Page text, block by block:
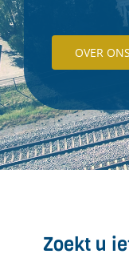
OVER ONS
Zoekt u